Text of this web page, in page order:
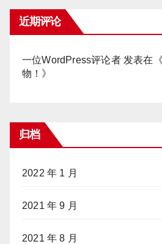
近期评论
一位WordPress评论者发表在《
物！ 》
归档
2022 年 1 月
2021 年 9 月
2021 年 8 月